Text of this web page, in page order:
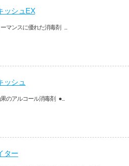
ッシュEX
マンスに優れた消毒剤 ...
ッシュ
のアルコール消毒剤 ●...
ター